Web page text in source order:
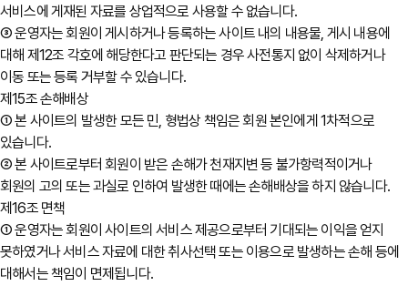
서비스에 게재된 자료를 상업적으로 사용할 수 없습니다.
③ 운영자는 회원이 게시하거나 등록하는 사이트 내의 내용물, 게시 내용에
대해 제12조 각호에 해당한다고 판단되는 경우 사전통지 없이 삭제하거나
이동 또는 등록 거부할 수 있습니다.
제15조 손해배상
① 본 사이트의 발생한 모든 민, 형법상 책임은 회원 본인에게 1차적으로
있습니다.
② 본 사이트로부터 회원이 받은 손해가 천재지변 등 불가항력적이거나
회원의 고의 또는 과실로 인하여 발생한 때에는 손해배상을 하지 않습니다.
제16조 면책
① 운영자는 회원이 사이트의 서비스 제공으로부터 기대되는 이익을 얻지
못하였거나 서비스 자료에 대한 취사선택 또는 이용으로 발생하는 손해 등에
대해서는 책임이 면제됩니다.